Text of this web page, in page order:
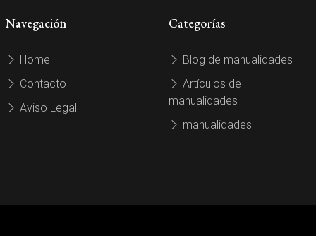
Navegación
Home
Contacto
Aviso Legal
Categorías
Blog de manualidades
Artículos de
manualidades
manualidades